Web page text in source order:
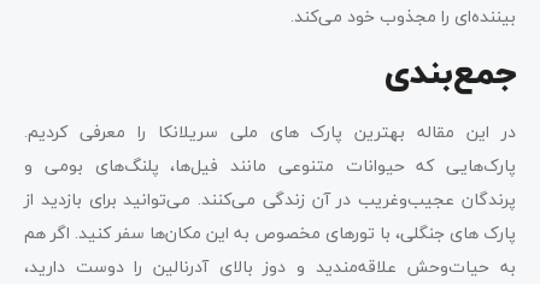
بیننده‌ای را مجذوب خود می‌کند.
جمع‌بندی
در این مقاله بهترین پارک های ملی سریلانکا را معرفی کردیم.
پارک‌هایی که حیوانات متنوعی مانند فیل‌ها، پلنگ‌های بومی و
پرندگان عجیب‌وغریب در آن زندگی می‌کنند. می‌توانید برای بازدید از
پارک های جنگلی، با تورهای مخصوص به این مکان‌ها سفر کنید. اگر هم
به حیات‌وحش علاقه‌مندید و دوز بالای آدرنالین را دوست دارید،